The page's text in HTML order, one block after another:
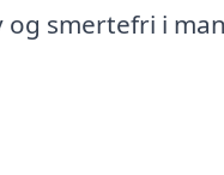
smertefri i